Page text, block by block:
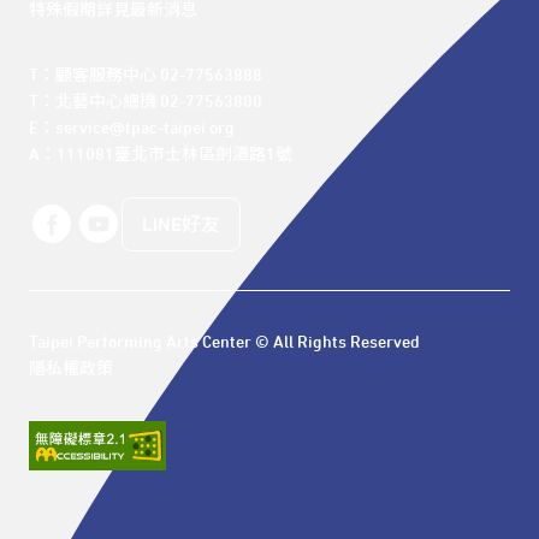
Taipei Performing Arts Center © All Rights Reserved